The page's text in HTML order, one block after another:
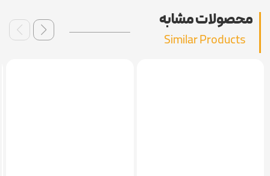
محصولات مشابه
Similar Products